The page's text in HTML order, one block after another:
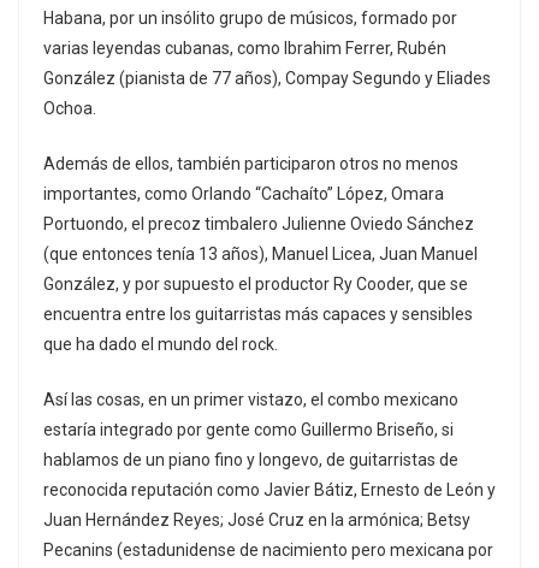
Habana, por un insólito grupo de músicos, formado por
varias leyendas cubanas, como Ibrahim Ferrer, Rubén
González (pianista de 77 años), Compay Segundo y Eliades
Ochoa.
Además de ellos, también participaron otros no menos
importantes, como Orlando “Cachaíto” López, Omara
Portuondo, el precoz timbalero Julienne Oviedo Sánchez
(que entonces tenía 13 años), Manuel Licea, Juan Manuel
González, y por supuesto el productor Ry Cooder, que se
encuentra entre los guitarristas más capaces y sensibles
que ha dado el mundo del rock.
Así las cosas, en un primer vistazo, el combo mexicano
estaría integrado por gente como Guillermo Briseño, si
hablamos de un piano fino y longevo, de guitarristas de
reconocida reputación como Javier Bátiz, Ernesto de León y
Juan Hernández Reyes; José Cruz en la armónica; Betsy
Pecanins (estadunidense de nacimiento pero mexicana por